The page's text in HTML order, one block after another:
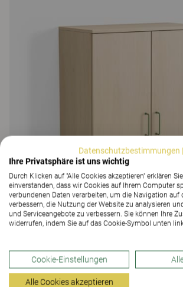
Education Storage
Education Storage, Wandschrank mit Türen
14 Farben und Materialien
Datenschutzbestimmungen |
Ihre Privatsphäre ist uns wichtig
Durch Klicken auf "Alle Cookies akzeptieren" erklären
einverstanden, dass wir Cookies auf Ihrem Computer
verbundenen Daten verarbeiten, um die Navigation auf
verbessern, die Nutzung der Website zu analysieren
und Serviceangebote zu verbessern. Sie können Ihre
widerrufen, indem Sie auf das Cookie-Symbol unten
Cookie-Einstellungen
Alle Cookies akzeptieren